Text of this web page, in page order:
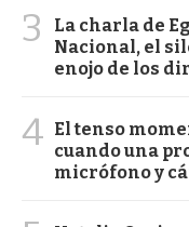
3
La charla de
Nacional, el
enojo de los
4 El tenso
cuando una
micrófono y